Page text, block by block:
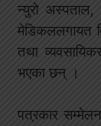
न्युरो
मेडिकललगायत
तथा
भएका छन् ।
पत्रकार